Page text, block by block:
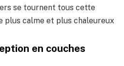
se tournent tous cette
plus calme et plus chaleureux
en couches